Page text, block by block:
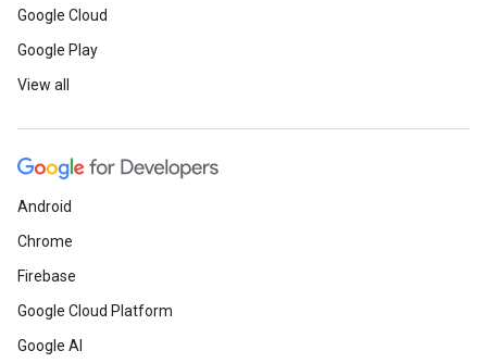
Google Cloud
Google Play
View all
Android
Chrome
Firebase
Google Cloud Platform
Google AI